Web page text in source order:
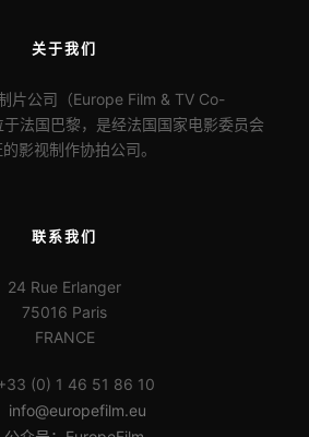
关于我们
片公司（Europe Film & TV Co-
法国巴黎，是经法国国家电影委员会
影视制作协拍公司。
联系我们
24 Rue Erlanger
75016 Paris
FRANCE
(0) 1 46 51 86 10
info@europefilm.eu